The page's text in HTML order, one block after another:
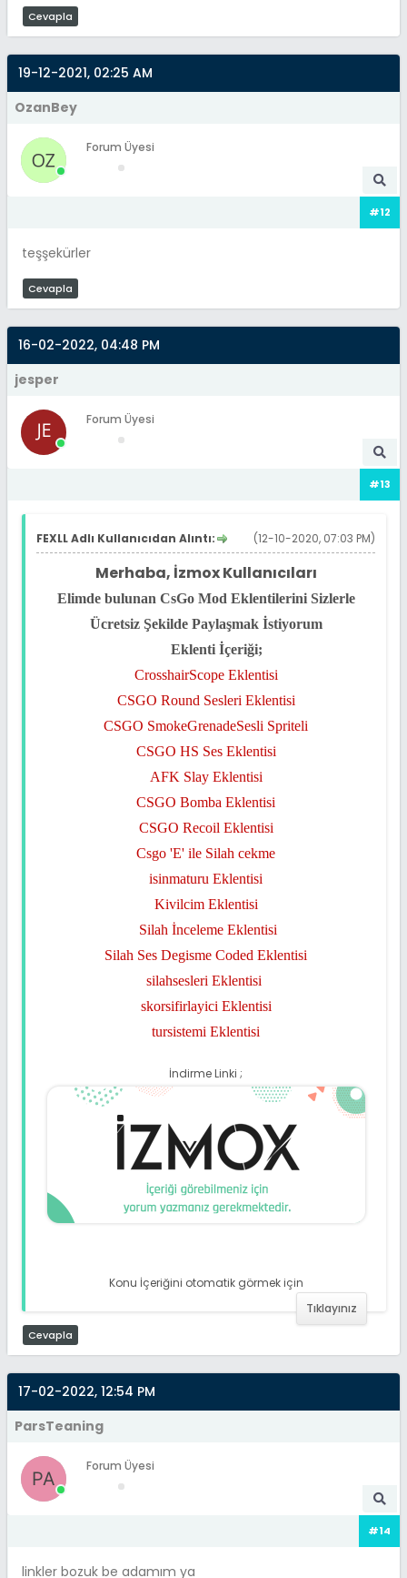
Cevapla
19-12-2021, 02:25 AM
OzanBey
Forum Üyesi
#12
teşşekürler
Cevapla
16-02-2022, 04:48 PM
jesper
Forum Üyesi
#13
(12-10-2020, 07:03 PM)
FEXLL Adlı Kullanıcıdan Alıntı:
Merhaba, İzmox Kullanıcıları
Elimde bulunan CsGo Mod Eklentilerini Sizlerle
Ücretsiz Şekilde Paylaşmak İstiyorum
Eklenti İçeriği;
CrosshairScope Eklentisi
CSGO Round Sesleri Eklentisi
CSGO SmokeGrenadeSesli Spriteli
CSGO HS Ses Eklentisi
AFK Slay Eklentisi
CSGO Bomba Eklentisi
CSGO Recoil Eklentisi
Csgo 'E' ile Silah cekme
isinmaturu Eklentisi
Kivilcim Eklentisi
Silah İnceleme Eklentisi
Silah Ses Degisme Coded Eklentisi
silahsesleri Eklentisi
skorsifirlayici Eklentisi
tursistemi Eklentisi
İndirme Linki ;
Konu İçeriğini otomatik görmek için
Tıklayınız
Cevapla
17-02-2022, 12:54 PM
ParsTeaning
Forum Üyesi
#14
linkler bozuk be adamım ya